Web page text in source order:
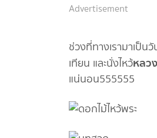
Advertisement
ช่วงที่ทางเรามาเป็น
เทียน และนั่งไหว้หลว
แน่นอน555555